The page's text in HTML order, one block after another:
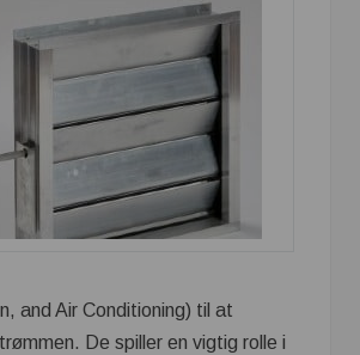
and Air Conditioning) til at
De spiller en vigtig rolle i